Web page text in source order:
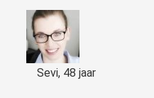
Sevi, 48 jaar